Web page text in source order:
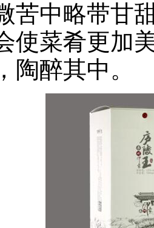
苦中略带甘
使菜肴更加
陶醉其中。